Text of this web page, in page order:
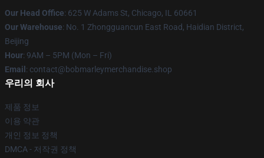
Our Head Office: 625 W Adams St, Chicago, IL 60661
Our Warehouse: No. 1 Zhongguancun East Road, Haidian District,
Beijing
Hour: 9AM – 5PM (Mon – Fri)
Email : contact@bobmarleymerchandise.shop
우리의 회사
제품 정보
이용 약관
개인 정보 정책
DMCA - 저작권 정책